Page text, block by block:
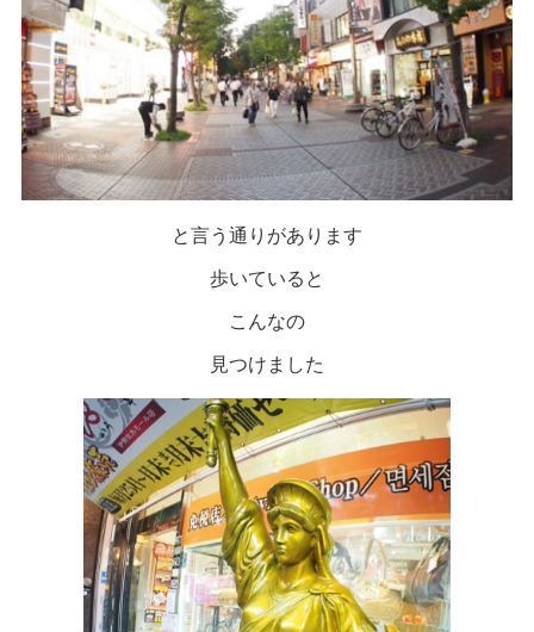
と言う通りがあります
歩いていると
こんなの
見つけました